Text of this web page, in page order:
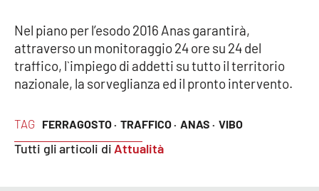
Imprese Di Calabria
Le perfidie di Antonella Grippo
Venti di comunicazione
TAG FERRAGOSTO · TRAFFICO · ANAS · VIBO
Tutti gli articoli di Attualità
Nel piano per l’esodo 2016 Anas garantirà,
attraverso un monitoraggio 24 ore su 24 del
traffico, l`impiego di addetti su tutto il territorio
nazionale, la sorveglianza ed il pronto intervento.